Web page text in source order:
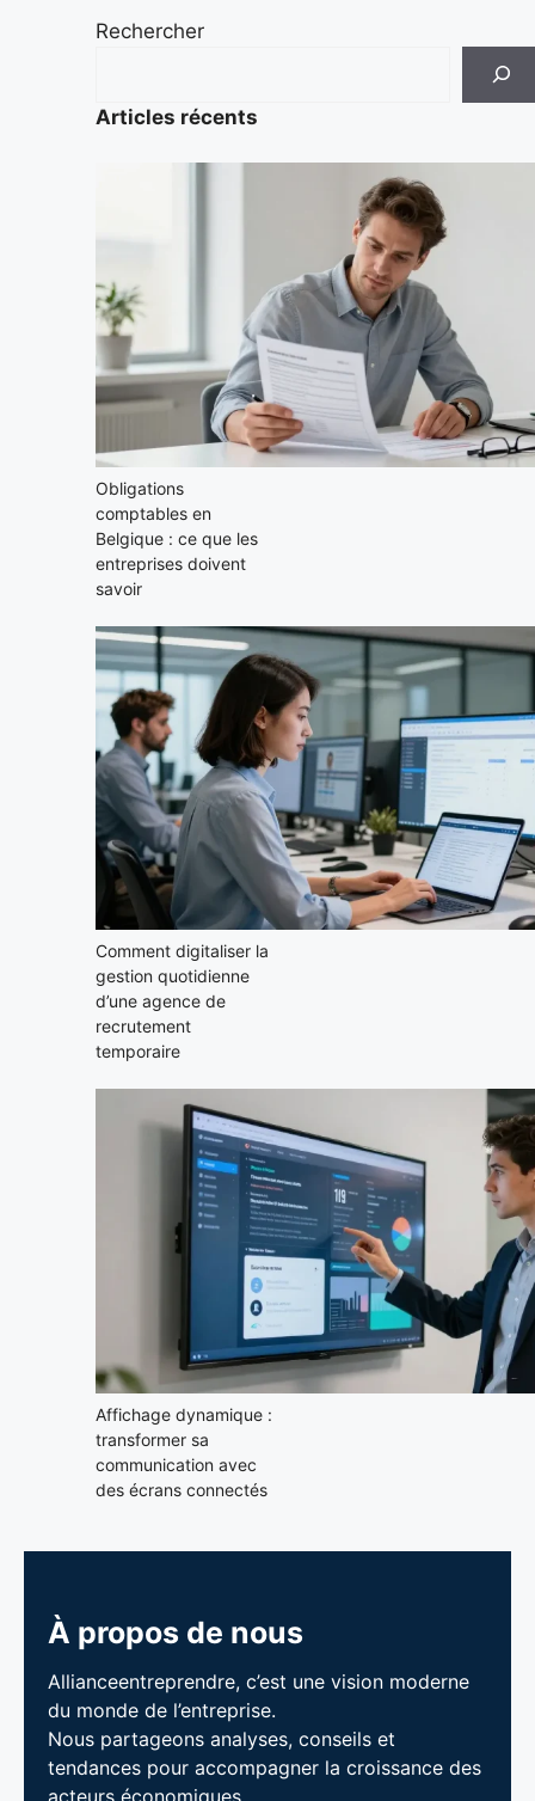
Rechercher
Articles récents
Obligations
comptables en
Belgique : ce que les
entreprises doivent
savoir
Comment digitaliser la
gestion quotidienne
d’une agence de
recrutement
temporaire
Affichage dynamique :
transformer sa
communication avec
des écrans connectés
À propos de nous
Allianceentreprendre, c’est une vision moderne
du monde de l’entreprise.
Nous partageons analyses, conseils et
tendances pour accompagner la croissance des
acteurs économiques.